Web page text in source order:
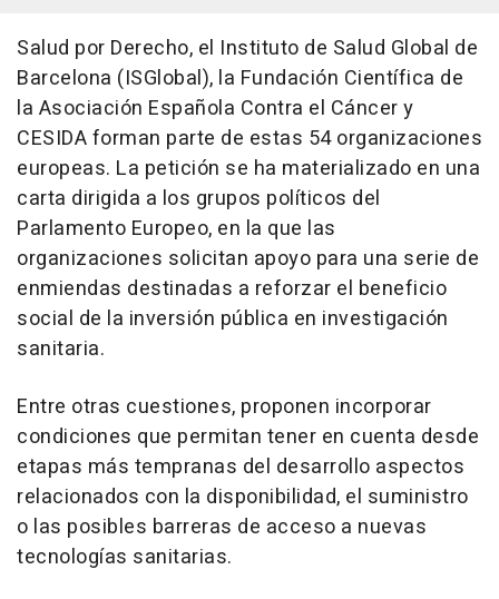
Salud por Derecho, el Instituto de Salud Global de
Barcelona (ISGlobal), la Fundación Científica de
la Asociación Española Contra el Cáncer y
CESIDA forman parte de estas 54 organizaciones
europeas. La petición se ha materializado en una
carta dirigida a los grupos políticos del
Parlamento Europeo, en la que las
organizaciones solicitan apoyo para una serie de
enmiendas destinadas a reforzar el beneficio
social de la inversión pública en investigación
sanitaria.
Entre otras cuestiones, proponen incorporar
condiciones que permitan tener en cuenta desde
etapas más tempranas del desarrollo aspectos
relacionados con la disponibilidad, el suministro
o las posibles barreras de acceso a nuevas
tecnologías sanitarias.